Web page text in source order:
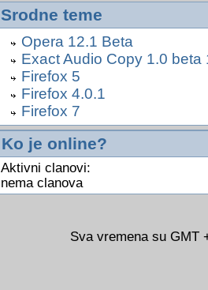
Srodne teme
Opera 12.1 Beta
Exact Audio Copy 1.0 beta
Firefox 5
Firefox 4.0.1
Firefox 7
Ko je online?
Aktivni clanovi:
nema clanova
Sva vremena su GMT